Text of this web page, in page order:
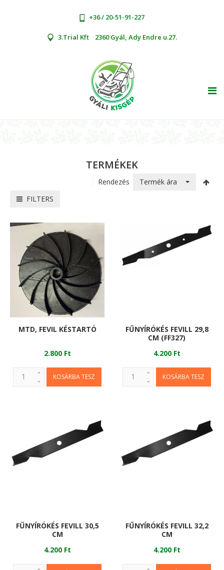
+36 / 20-51-91-227
3.Trial Kft 2360 Gyál, Ady Endre u.27.
TERMÉKEK
FILTERS
Rendezés Termék ára
MTD, FEVIL KÉSTARTÓ
2.800 Ft
FŰNYÍRÓKÉS FEVILL 29,8
CM (FF327)
4.200 Ft
FŰNYÍRÓKÉS FEVILL 30,5
CM
4.200 Ft
FŰNYÍRÓKÉS FEVILL 32,2
CM
4.200 Ft